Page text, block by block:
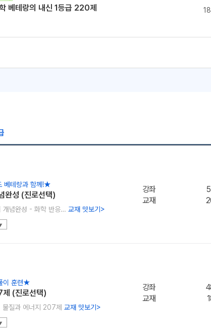
베테랑의 내신 1등급 220제
베테랑과 함께!★
완성 (진로선택)
[29857] 진로선택 베테랑의 개념완성 - 화학 반응의 세계 교재 맛보기 >
강좌
교재
이 훈련★
(진로선택)
질과 에너지 207제 교재 맛보기 >
강좌
교재